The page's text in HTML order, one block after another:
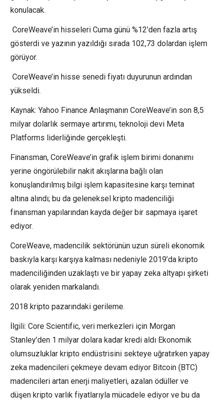
konulacak.
CoreWeave’in hisseleri Cuma günü %12’den fazla artış
gösterdi ve yazının yazıldığı sırada 102,73 dolardan işlem
görüyor.
CoreWeave’in hisse senedi fiyatı duyurunun ardından
yükseldi.
Kaynak: Yahoo Finance Anlaşmanın CoreWeave’in son 8,5
milyar dolarlık sermaye artırımı, teknoloji devi Meta
Platforms liderliğinde gerçekleşti.
Finansman, CoreWeave’in grafik işlem birimi donanımı
yerine öngörülebilir nakit akışlarına bağlı olan
konuşlandırılmış bilgi işlem kapasitesine karşı teminat
altına alındı; bu da geleneksel kripto madenciliği
finansman yapılarından kayda değer bir sapmaya işaret
ediyor.
CoreWeave, madencilik sektörünün uzun süreli ekonomik
baskıyla karşı karşıya kalması nedeniyle 2019’da kripto
madenciliğinden uzaklaştı ve bir yapay zeka altyapı şirketi
olarak yeniden markalandı.
2018 kripto pazarındaki gerileme.
İlgili: Core Scientific, veri merkezleri için Morgan
Stanley’den 1 milyar dolara kadar kredi aldı Ekonomik
olumsuzluklar kripto endüstrisini sekteye uğratırken yapay
zeka madencileri çekmeye devam ediyor Bitcoin (BTC)
madencileri artan enerji maliyetleri, azalan ödüller ve
düşen kripto varlık fiyatlarıyla mücadele ediyor ve bu da